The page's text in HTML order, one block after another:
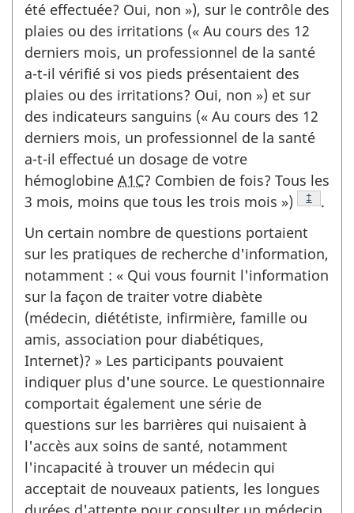
été effectuée? Oui, non »), sur le contrôle des
plaies ou des irritations (« Au cours des 12
derniers mois, un professionnel de la santé
a-t-il vérifié si vos pieds présentaient des
plaies ou des irritations? Oui, non ») et sur
des indicateurs sanguins (« Au cours des 12
derniers mois, un professionnel de la santé
a-t-il effectué un dosage de votre
hémoglobine A1C? Combien de fois? Tous les
3 mois, moins que tous les trois mois »)
Note de
‡
.
Un certain nombre de questions portaient
sur les pratiques de recherche d'information,
notamment : « Qui vous fournit l'information
sur la façon de traiter votre diabète
(médecin, diététiste, infirmière, famille ou
amis, association pour diabétiques,
Internet)? » Les participants pouvaient
indiquer plus d'une source. Le questionnaire
comportait également une série de
questions sur les barrières qui nuisaient à
l'accès aux soins de santé, notamment
l'incapacité à trouver un médecin qui
acceptait de nouveaux patients, les longues